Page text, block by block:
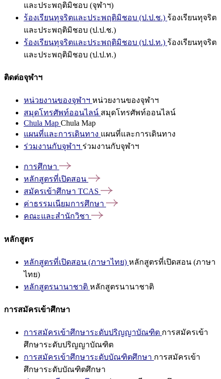
และประพฤติมิชอบ (จุฬาฯ)
ร้องเรียนทุจริตและประพฤติมิชอบ (ป.ป.ช.) ร้องเรียนทุจริต
และประพฤติมิชอบ (ป.ป.ช.)
ร้องเรียนทุจริตและประพฤติมิชอบ (ป.ป.ท.) ร้องเรียนทุจริต
และประพฤติมิชอบ (ป.ป.ท.)
ติดต่อจุฬาฯ
หน่วยงานของจุฬาฯ หน่วยงานของจุฬาฯ
สมุดโทรศัพท์ออนไลน์ สมุดโทรศัพท์ออนไลน์
Chula Map Chula Map
แผนที่และการเดินทาง แผนที่และการเดินทาง
ร่วมงานกับจุฬาฯ ร่วมงานกับจุฬาฯ
การศึกษา
หลักสูตรที่เปิดสอน
สมัครเข้าศึกษา TCAS
ค่าธรรมเนียมการศึกษา
คณะและสำนักวิชา
หลักสูตร
หลักสูตรที่เปิดสอน (ภาษาไทย) หลักสูตรที่เปิดสอน (ภาษา
ไทย)
หลักสูตรนานาชาติ หลักสูตรนานาชาติ
การสมัครเข้าศึกษา
การสมัครเข้าศึกษาระดับปริญญาบัณฑิต การสมัครเข้า
ศึกษาระดับปริญญาบัณฑิต
การสมัครเข้าศึกษาระดับบัณฑิตศึกษา การสมัครเข้า
ศึกษาระดับบัณฑิตศึกษา